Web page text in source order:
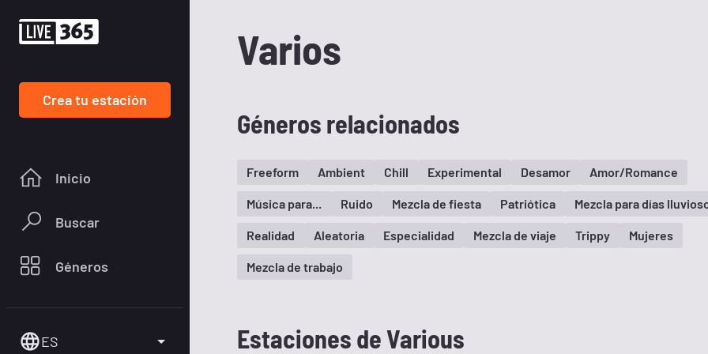
Crea tu estación
Inicio
Buscar
Géneros
ES
Varios
Géneros relacionados
Freeform Ambient Chill Experimental Desamor Amor/Romance
Música para... Ruido Mezcla de fiesta Patriótica Mezcla para días
Realidad Aleatoria Especialidad Mezcla de viaje Trippy Mujeres
Mezcla de trabajo
Estaciones de Various